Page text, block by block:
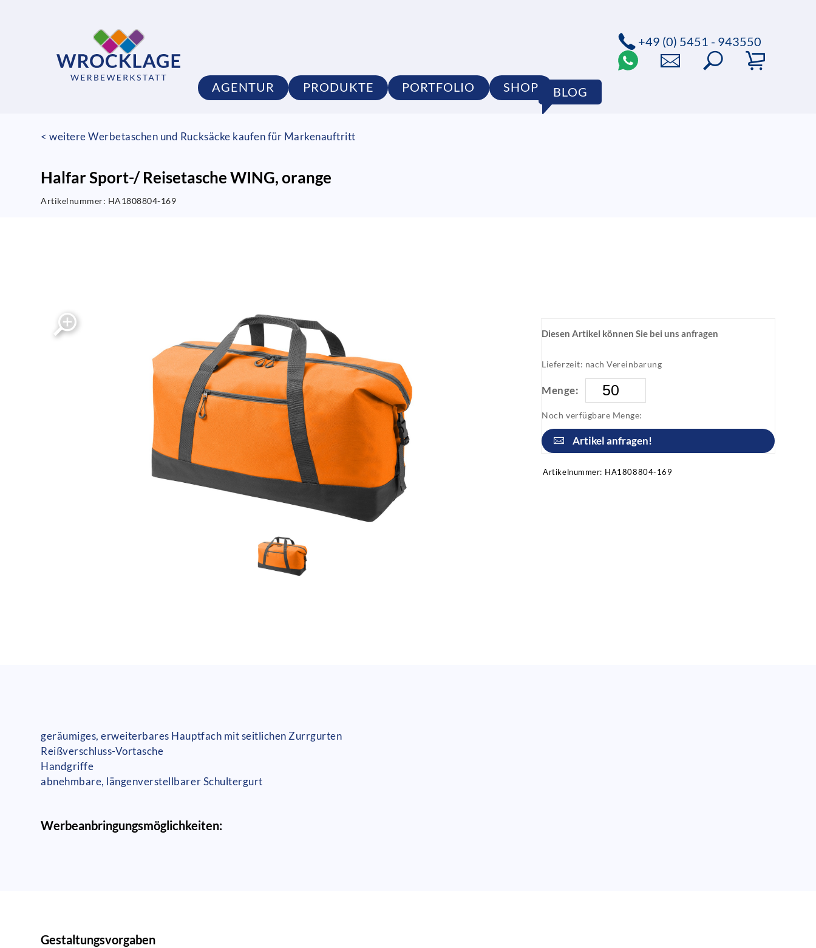
AGENTUR PRODUKTE PORTFOLIO SHOP BLOG
+49 (0) 5451 - 943550
< weitere Werbetaschen und Rucksäcke kaufen für Markenauftritt
Halfar Sport-/ Reisetasche WING, orange
Artikelnummer: HA1808804-169
Diesen Artikel können Sie bei uns anfragen
Lieferzeit: nach Vereinbarung
Menge:
Noch verfügbare Menge:
Artikel anfragen!
Artikelnummer: HA1808804-169
geräumiges, erweiterbares Hauptfach mit seitlichen Zurrgurten
Reißverschluss-Vortasche
Handgriffe
abnehmbare, längenverstellbarer Schultergurt
Werbeanbringungsmöglichkeiten:
Gestaltungsvorgaben